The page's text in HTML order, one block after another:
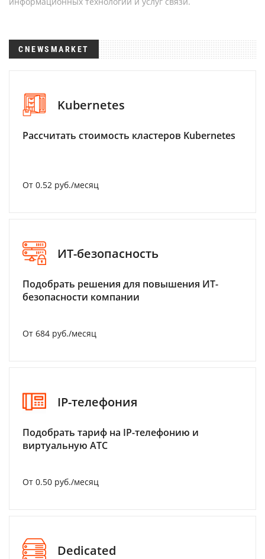
CNEWSMARKET
Kubernetes
Рассчитать стоимость кластеров Kubernetes
От 0.52 руб./месяц
ИТ-безопасность
Подобрать решения для повышения ИТ-
безопасности компании
От 684 руб./месяц
IP-телефония
Подобрать тариф на IP-телефонию и
виртуальную АТС
От 0.50 руб./месяц
Dedicated